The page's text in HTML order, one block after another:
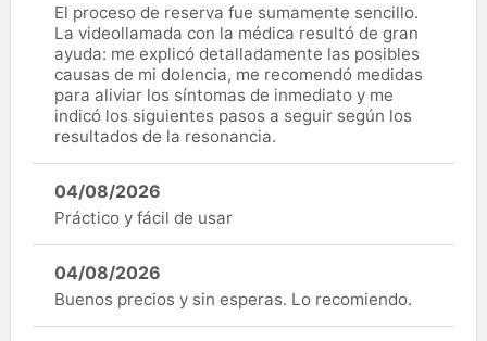
El proceso de reserva fue sumamente sencillo.
La videollamada con la médica resultó de gran
ayuda: me explicó detalladamente las posibles
causas de mi dolencia, me recomendó medidas
para aliviar los síntomas de inmediato y me
indicó los siguientes pasos a seguir según los
resultados de la resonancia.
04/08/2026
Práctico y fácil de usar
04/08/2026
Buenos precios y sin esperas. Lo recomiendo.